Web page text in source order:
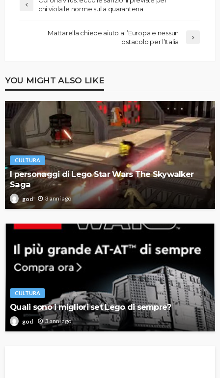
chi viola le norme sulla quarantena
Mattarella chiede aiuto all’Europa e nessun
ostacolo per l’Italia
YOU MIGHT ALSO LIKE
CULTURA
I personaggi di Lego Star Wars The Skywalker
Saga
god 3 anni ago
CULTURA
Quali sono i migliori set Lego di sempre?
god 3 anni ago